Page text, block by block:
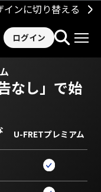
インに切り替える
ログイン
なし」で始
U-FRETプレミアム